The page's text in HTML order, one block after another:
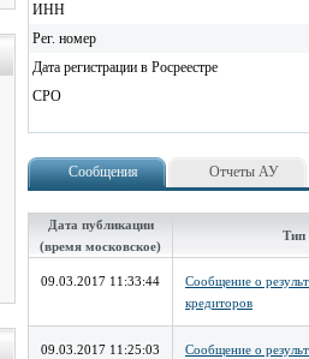
ИНН
Рег. номер
Дата регистрации в Росреестре
СРО
Сообщения Отчеты АУ
Дата публикации
(время московское)
Тип
09.03.2017 11:33:44
Сообщение о
кредиторов
09.03.2017 11:25:03
Сообщение о